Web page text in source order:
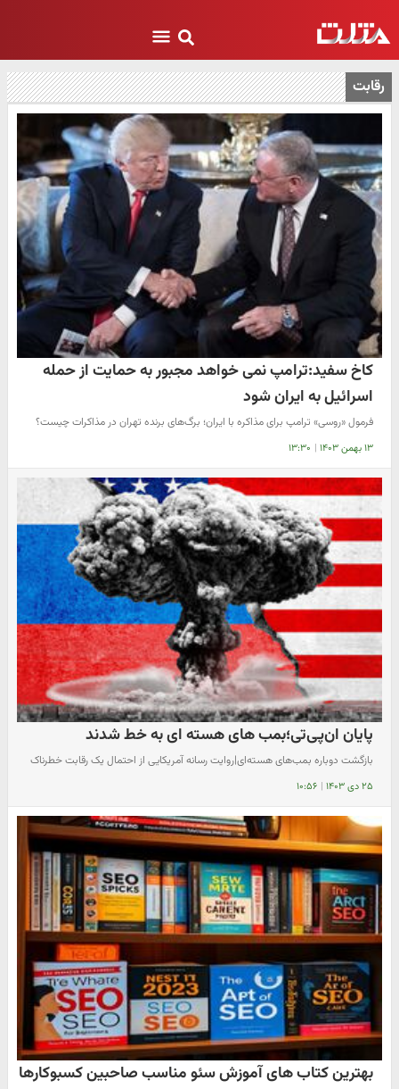
رقابت
کاخ سفید:ترامپ نمی خواهد مجبور به حمایت از حمله
اسرائیل به ایران شود
فرمول «روسی» ترامپ برای مذاکره با ایران؛ برگ‌های برنده تهران در مذاکرات چیست؟
۱۳ بهمن ۱۴۰۳ | ۱۳:۳۰
پایان ان‌پی‌تی؛بمب های هسته ای به خط شدند
بازگشت دوباره بمب‌های هسته‌ای|روایت رسانه آمریکایی از احتمال یک رقابت خطرناک
۲۵ دی ۱۴۰۳ | ۱۰:۵۶
بهترین کتاب های آموزش سئو مناسب صاحبین کسبوکارها